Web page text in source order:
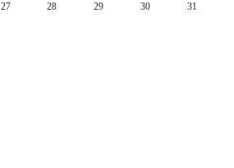
27 28 29 30 31